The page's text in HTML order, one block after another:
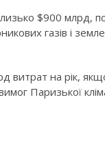
$900 млрд,
газів і
на рік,
Паризької